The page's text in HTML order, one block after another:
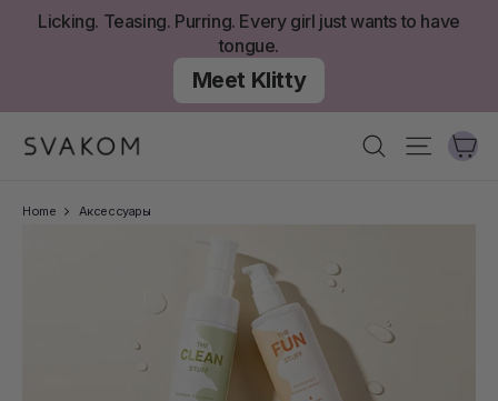
перейтиLicking. Teasing. Purring. Every girl just wants to have
tongue.
Meet Klitty
Поиск
Home Аксессуары